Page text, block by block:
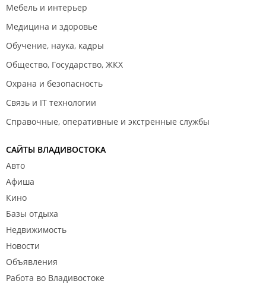
Мебель и интерьер
Медицина и здоровье
Обучение, наука, кадры
Общество, Государство, ЖКХ
Охрана и безопасность
Связь и IT технологии
Справочные, оперативные и экстренные службы
САЙТЫ ВЛАДИВОСТОКА
Авто
Афиша
Кино
Базы отдыха
Недвижимость
Новости
Объявления
Работа во Владивостоке